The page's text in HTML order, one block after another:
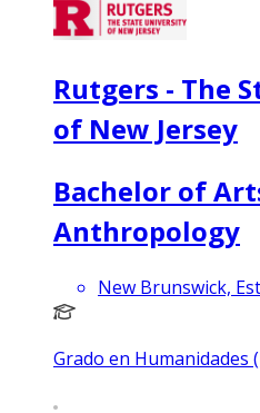
Rutgers - The
of New Jersey
Bachelor of
Anthropology
New Brunswick,
Grado en Humanidades